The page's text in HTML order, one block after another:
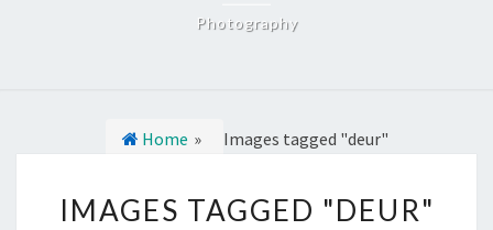
Photography
Home » Images tagged "deur"
M
IMAGES TAGGED "DEUR"